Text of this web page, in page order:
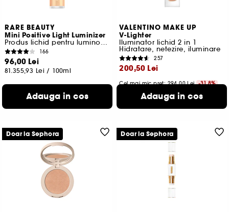
RARE BEAUTY
Mini Positive Light Luminizer
Produs lichid pentru luminozitate
166
96,00 Lei
81.355,93 Lei / 100ml
Adauga in cos
VALENTINO MAKE UP
V-Lighter
Iluminator lichid 2 in 1
Hidratare, netezire, iluminare
257
200,50 Lei
Cel mai mic pret:294,00 Lei -31.8%
802,00 Lei 100ml
Adauga in cos
Doar la Sephora Doar la Sephora